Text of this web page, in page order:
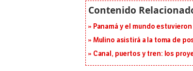
Panamá y el mundo
Mulino asistirá a la toma de
Canal, puertos y tren: los